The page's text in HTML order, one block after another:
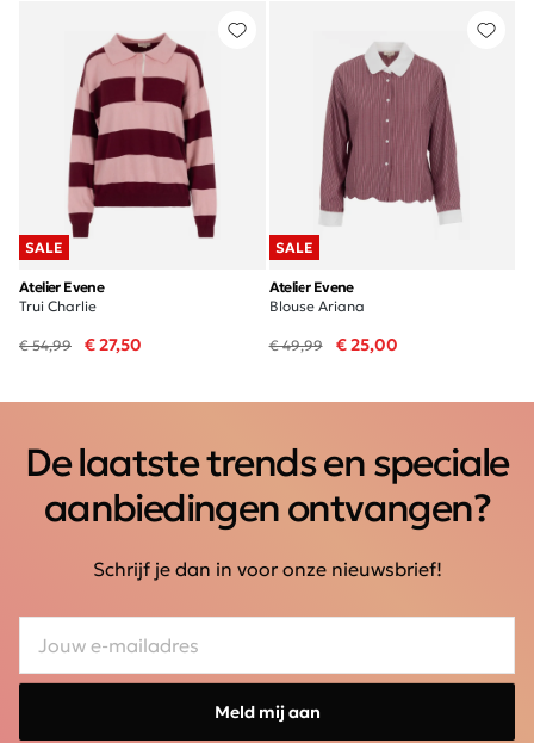
SALE
Atelier Evene
Trui Charlie
€ 54,99 € 27,50
SALE
Atelier Evene
Blouse Ariana
€ 49,99 € 25,00
De laatste trends en speciale
aanbiedingen ontvangen?
Schrijf je dan in voor onze nieuwsbrief!
Meld mij aan